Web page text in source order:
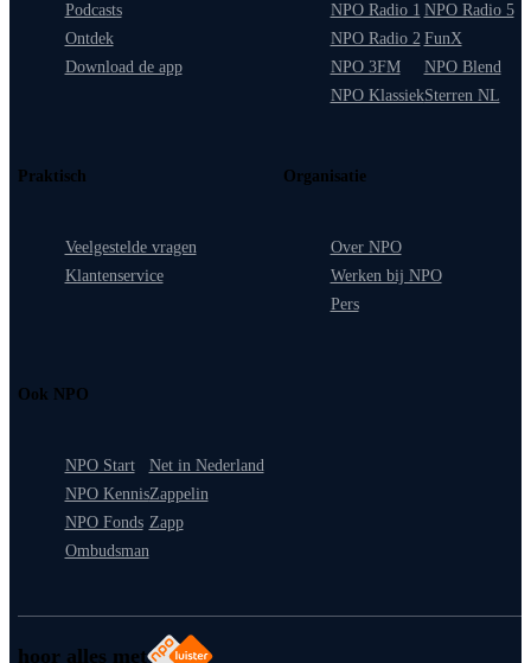
hoor alles met
Podcasts
Ontdek
Download de app
NPO Radio 1
NPO Radio 2
NPO 3FM
NPO Klassiek
NPO Radio 5
FunX
NPO Blend
Sterren NL
Praktisch
Veelgestelde vragen
Klantenservice
Organisatie
Over NPO
Werken bij NPO
Pers
Ook NPO
NPO Start
NPO Kennis
NPO Fonds
Ombudsman
Net in Nederland
Zappelin
Zapp